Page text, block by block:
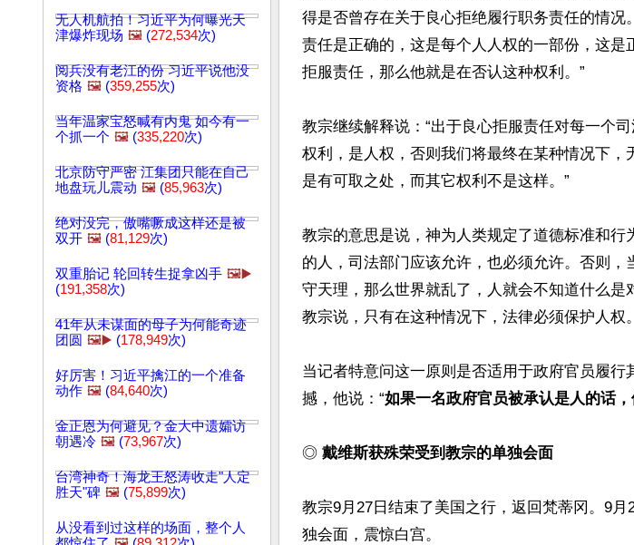
无人机航拍！习近平为何曝光天
津爆炸现场 🖼️ (272,534次)
阅兵没有老江的份 习近平说他没
资格 🖼️ (359,255次)
当年温家宝怒喊有内鬼 如今有一
个抓一个 🖼️ (335,220次)
北京防守严密 江集团只能在自己
地盘玩儿震动 🖼️ (85,963次)
绝对没完，傲嘴噘成这样还是被
双开 🖼️ (81,129次)
双重胎记 轮回转生捉拿凶手 🖼️▶️
(191,358次)
41年从未谋面的母子为何能奇迹
团圆 🖼️▶️ (178,949次)
好厉害！习近平擒江的一个准备
动作 🖼️ (84,640次)
金正恩为何避见？金大中遗孀访
朝遇冷 🖼️ (73,967次)
台湾神奇！海龙王怒涛收走"人定
胜天"碑 🖼️ (75,899次)
从没看到过这样的场面，整个人
得是否曾存在关于良心拒绝履行职务责任的情
责任是正确的，这是每个人人权的一部份，这
拒服责任，那么他就是在否认这种权利。”
教宗继续解释说：“出于良心拒服责任对每一个
权利，是人权，否则我们将最终在某种情况下，
是有可取之处，而其它权利不是这样。”
教宗的意思是说，神为人类规定了道德标准和
的人，司法部门应该允许，也必须允许。否则
守天理，那么世界就乱了，人就会不知道什么是
教宗说，只有在这种情况下，法律必须保护人权。
当记者特意问这一原则是否适用于政府官员履
撼，他说：“如果一名政府官员被承认是人的话，
◎ 戴维斯获殊荣受到教宗的单独会面
教宗9月27日结束了美国之行，返回梵蒂冈。9
独会面，震惊白宫。